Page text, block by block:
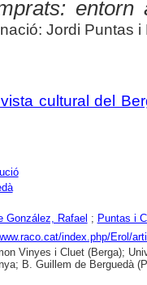
entorn
Jordi Puntas i
cultural del
González, Rafael ; Puntas i
index.php/Erol/
Vinyes i Cluet (Berga);
B. Guillem de Berguedà